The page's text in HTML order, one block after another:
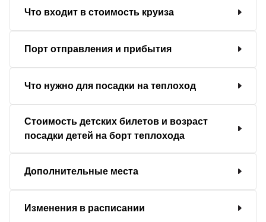
Что входит в стоимость круиза
Порт отправления и прибытия
Что нужно для посадки на теплоход
Стоимость детских билетов и возраст
посадки детей на борт теплохода
Дополнительные места
Изменения в расписании